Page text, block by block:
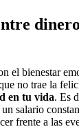
el bienestar
no trae la
en tu vida. Es
salario
frente a las